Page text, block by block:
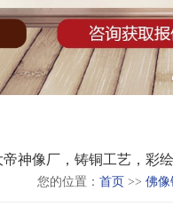
神像厂，铸铜工艺，彩
您的位置： 首页 >> 佛像